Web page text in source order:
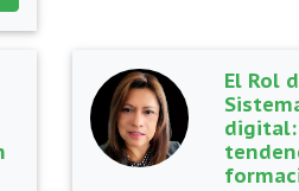
El Rol
digital: